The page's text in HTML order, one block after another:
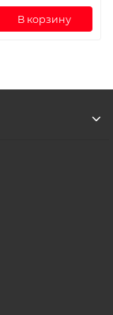
В корзину